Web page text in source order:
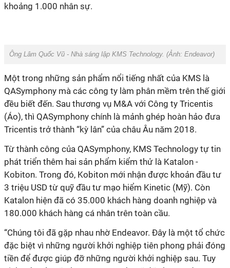
khoảng 1.000 nhân sự.
Ông Lâm Quốc Vũ - Nhà sáng lập KMS Technology. (Ảnh: Endeavor)
Một trong những sản phẩm nổi tiếng nhất của KMS là
QASymphony mà các công ty làm phân mềm trên thế giới
đều biết đến. Sau thương vụ M&A với Công ty Tricentis
(Áo), thì QASymphony chính là mảnh ghép hoàn hảo đưa
Tricentis trở thành “kỳ lân” của châu Âu năm 2018.
Từ thành công của QASymphony, KMS Technology tự tin
phát triển thêm hai sản phẩm kiểm thử là Katalon -
Kobiton. Trong đó, Kobiton mới nhận được khoản đầu tư
3 triệu USD từ quỹ đầu tư mạo hiểm Kinetic (Mỹ). Còn
Katalon hiện đã có 35.000 khách hàng doanh nghiệp và
180.000 khách hàng cá nhân trên toàn cầu.
“Chúng tôi đã gặp nhau nhờ Endeavor. Đây là một tổ chức
đặc biệt vì những người khởi nghiệp tiên phong phải đóng
tiền để được giúp đỡ những người khởi nghiệp sau. Tuy